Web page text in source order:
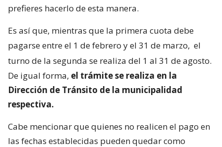
prefieres hacerlo de esta manera.
Es así que, mientras que la primera cuota debe
pagarse entre el 1 de febrero y el 31 de marzo, el
turno de la segunda se realiza del 1 al 31 de agosto.
De igual forma, el trámite se realiza en la
Dirección de Tránsito de la municipalidad
respectiva.
Cabe mencionar que quienes no realicen el pago en
las fechas establecidas pueden quedar como